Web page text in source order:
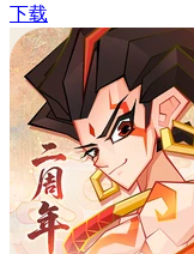
下载